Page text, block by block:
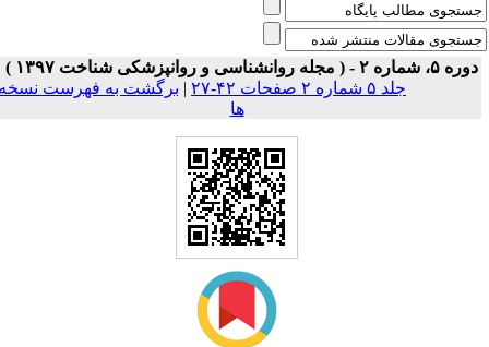
شماره ۲ - ( مجله روانشناسی و روانپزشکی شناخت ۱۳۹۷ )
جلد ۵ شماره ۲ صفحات ۴۲-۲۷
|برگشت به فهرست نسخه
ها